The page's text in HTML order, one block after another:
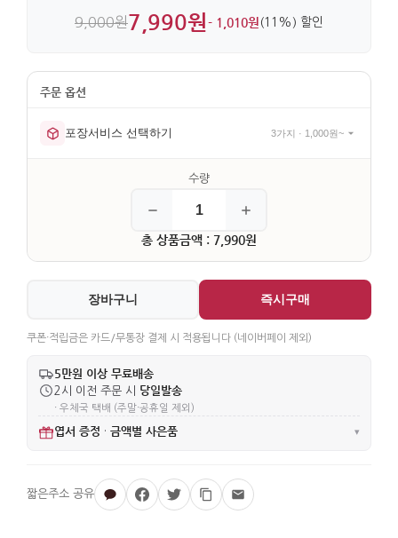
9,000원7,990원- 1,010원 (11%) 할인
포장서비스 선택하기 3가지 · 1,000원~
총 상품금액 : 7,990원
장바구니 즉시구매
쿠폰·적립금은 카드/무통장 결제 시 적용됩니다 (네이버페이 제외)
5만원 이상 무료배송
2시 이전 주문 시 당일발송
· 우체국 택배 (주말·공휴일 제외)
엽서 증정 · 금액별 사은품 ▾